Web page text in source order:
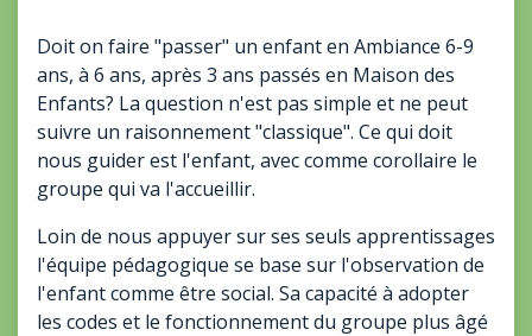
Doit on faire "passer" un enfant en Ambiance 6-9
ans, à 6 ans, après 3 ans passés en Maison des
Enfants? La question n'est pas simple et ne peut
suivre un raisonnement "classique". Ce qui doit
nous guider est l'enfant, avec comme corollaire le
groupe qui va l'accueillir.
Loin de nous appuyer sur ses seuls apprentissages
l'équipe pédagogique se base sur l'observation de
l'enfant comme être social. Sa capacité à adopter
les codes et le fonctionnement du groupe plus âgé